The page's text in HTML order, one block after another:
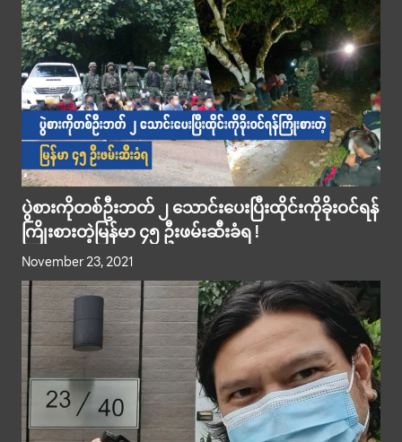
ပွဲစားကိုတစ်ဦးဘတ် ၂ သောင်းပေးပြီးထိုင်းကိုခိုးဝင်ရန်
ကြိုးစားတဲ့မြန်မာ ၄၅ ဦးဖမ်းဆီးခံရ !
November 23, 2021